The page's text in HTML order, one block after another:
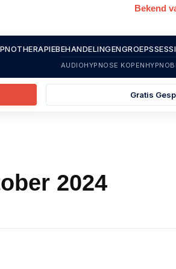
Bekend
BEHANDELINGEN
AUDIOHYPNOSE KOPEN
Gratis
2024